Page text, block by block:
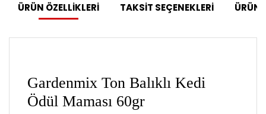
ÜRÜN ÖZELLİKLERİ TAKSİT SEÇENEKLERİ ÜRÜN
Gardenmix Ton Balıklı Kedi
Ödül Maması 60gr